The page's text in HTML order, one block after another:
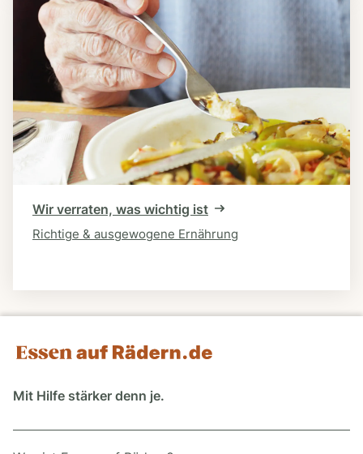
Wir verraten, was wichtig ist
Richtige & ausgewogene Ernährung
Mit Hilfe stärker denn je.